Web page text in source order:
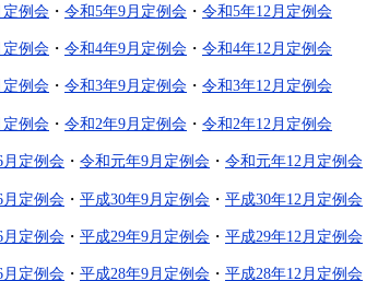
定例会 ・ 令和5年9月定例会 ・ 令和5年12月定例会
定例会 ・ 令和4年9月定例会 ・ 令和4年12月定例会
定例会 ・ 令和3年9月定例会 ・ 令和3年12月定例会
定例会 ・ 令和2年9月定例会 ・ 令和2年12月定例会
定例会 ・ 令和元年9月定例会 ・ 令和元年12月定例会
月定例会 ・ 平成30年9月定例会 ・ 平成30年12月定例会
月定例会 ・ 平成29年9月定例会 ・ 平成29年12月定例会
月定例会 ・ 平成28年9月定例会 ・ 平成28年12月定例会